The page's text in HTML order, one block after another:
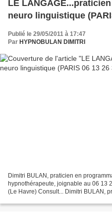
LE
neuro linguistique
Publié le 29/05/2011 à 17:47
Par HYPNOBULAN DIMITRI
Dimitri BULAN, praticien en
hypnothérapeute, joignable au 06 13
(Le Havre) Consult... Dimitri BULAN,